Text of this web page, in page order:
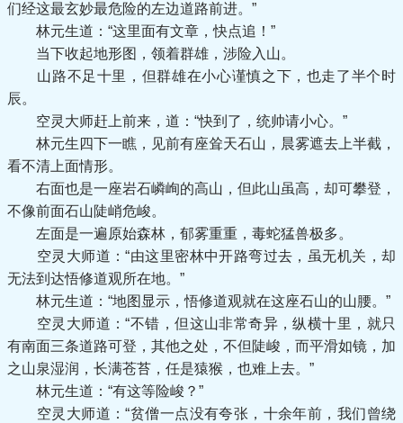
们经这最玄妙最危险的左边道路前进。”
林元生道：“这里面有文章，快点追！”
当下收起地形图，领着群雄，涉险入山。
山路不足十里，但群雄在小心谨慎之下，也走了半个时
辰。
空灵大师赶上前来，道：“快到了，统帅请小心。”
林元生四下一瞧，见前有座耸天石山，晨雾遮去上半截，
看不清上面情形。
右面也是一座岩石嶙峋的高山，但此山虽高，却可攀登，
不像前面石山陡峭危峻。
左面是一遍原始森林，郁雾重重，毒蛇猛兽极多。
空灵大师道：“由这里密林中开路弯过去，虽无机关，却
无法到达悟修道观所在地。”
林元生道：“地图显示，悟修道观就在这座石山的山腰。”
空灵大师道：“不错，但这山非常奇异，纵横十里，就只
有南面三条道路可登，其他之处，不但陡峻，而平滑如镜，加
之山泉湿润，长满苍苔，任是猿猴，也难上去。”
林元生道：“有这等险峻？”
空灵大师道：“贫僧一点没有夸张，十余年前，我们曾绕